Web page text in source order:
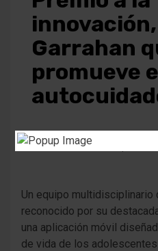
Garrahan
promueve
3 años atrás
Un equipo multidisciplinario
reconocido por su
una aplicación móvil
de vida de los